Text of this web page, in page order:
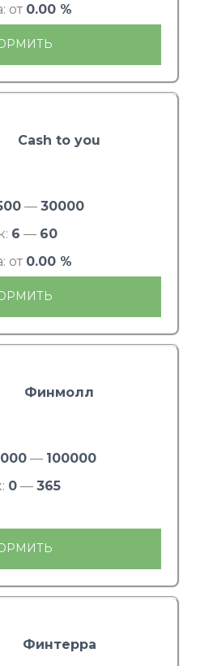
от 0.00 %
Cash to you
— 30000
6 — 60
от 0.00 %
Финмолл
— 100000
0 — 365
Финтерра